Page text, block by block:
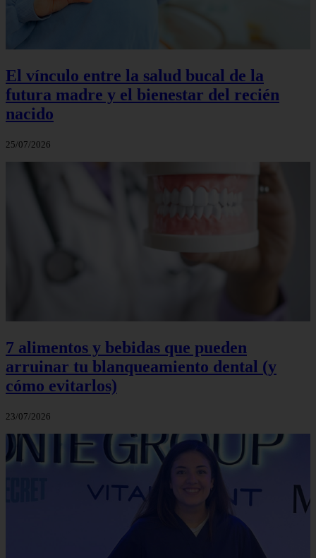
El vínculo entre la salud bucal de la
futura madre y el bienestar del recién
nacido
25/07/2026
7 alimentos y bebidas que pueden
arruinar tu blanqueamiento dental (y
cómo evitarlos)
23/07/2026